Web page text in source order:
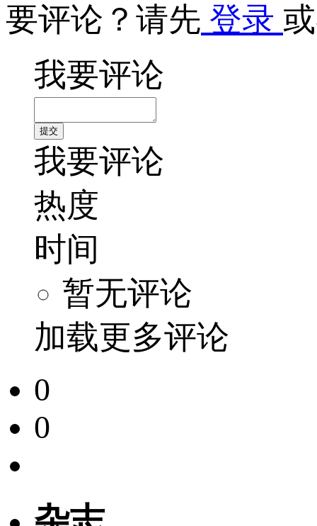
要评论？请先 登录
我要评论
我要评论
热度
时间
暂无评论
加载更多评论
0
0